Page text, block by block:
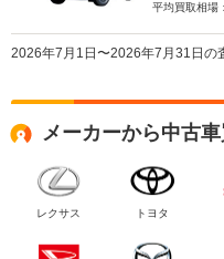
平均買取相場：
2026年7月1日〜2026年7月31日の
メーカーから中古
レクサス トヨタ